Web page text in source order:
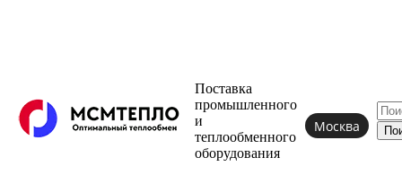
Поставка
промышленного
и
теплообменного
оборудования
Москва